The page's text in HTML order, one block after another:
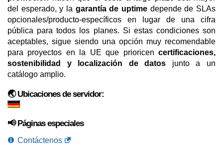
del esperado, y la garantía de uptime depende de SLAs
opcionales/producto-específicos en lugar de una cifra
pública para todos los planes. Si estas condiciones son
aceptables, sigue siendo una opción muy recomendable
para proyectos en la UE que prioricen certificaciones,
sostenibilidad y localización de datos junto a un
catálogo amplio.
🌏 Ubicaciones de servidor:
📢 Páginas especiales
Contáctenos